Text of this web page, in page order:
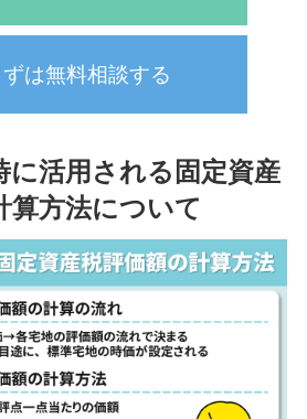
ずは無料相談する
に活用される固定資産
算方法について